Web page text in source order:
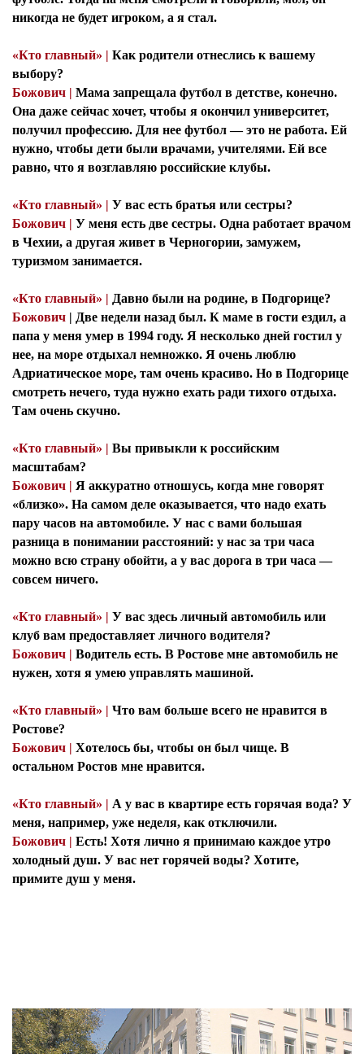
никогда не будет игроком, а я стал.
«Кто главный» | Как родители отнеслись к вашему
выбору?
Божович | Мама запрещала футбол в детстве, конечно.
Она даже сейчас хочет, чтобы я окончил университет,
получил профессию. Для нее футбол — это не работа. Ей
нужно, чтобы дети были врачами, учителями. Ей все
равно, что я возглавляю российские клубы.
«Кто главный» | У вас есть братья или сестры?
Божович | У меня есть две сестры. Одна работает врачом
в Чехии, а другая живет в Черногории, замужем,
туризмом занимается.
«Кто главный» | Давно были на родине, в Подгорице?
Божович | Две недели назад был. К маме в гости ездил, а
папа у меня умер в 1994 году. Я несколько дней гостил у
нее, на море отдыхал немножко. Я очень люблю
Адриатическое море, там очень красиво. Но в Подгорице
смотреть нечего, туда нужно ехать ради тихого отдыха.
Там очень скучно.
«Кто главный» | Вы привыкли к российским
масштабам?
Божович | Я аккуратно отношусь, когда мне говорят
«близко». На самом деле оказывается, что надо ехать
пару часов на автомобиле. У нас с вами большая
разница в понимании расстояний: у нас за три часа
можно всю страну обойти, а у вас дорога в три часа —
совсем ничего.
«Кто главный» | У вас здесь личный автомобиль или
клуб вам предоставляет личного водителя?
Божович | Водитель есть. В Ростове мне автомобиль не
нужен, хотя я умею управлять машиной.
«Кто главный» | Что вам больше всего не нравится в
Ростове?
Божович | Хотелось бы, чтобы он был чище. В
остальном Ростов мне нравится.
«Кто главный» | А у вас в квартире есть горячая вода? У
меня, например, уже неделя, как отключили.
Божович | Есть! Хотя лично я принимаю каждое утро
холодный душ. У вас нет горячей воды? Хотите,
примите душ у меня.